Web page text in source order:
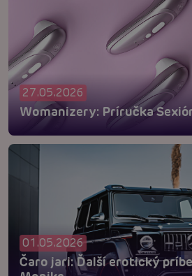
27.05.2026
Womanizery: Príručka
01.05.2026
Čaro jari: Ďalší erotický